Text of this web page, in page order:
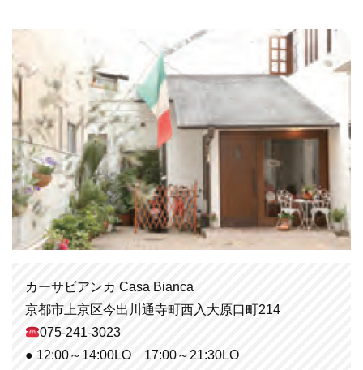
カーサビアンカ Casa Bianca
京都市上京区今出川通寺町西入大原口町214
075-241-3023
● 12:00～14:00LO 17:00～21:30LO